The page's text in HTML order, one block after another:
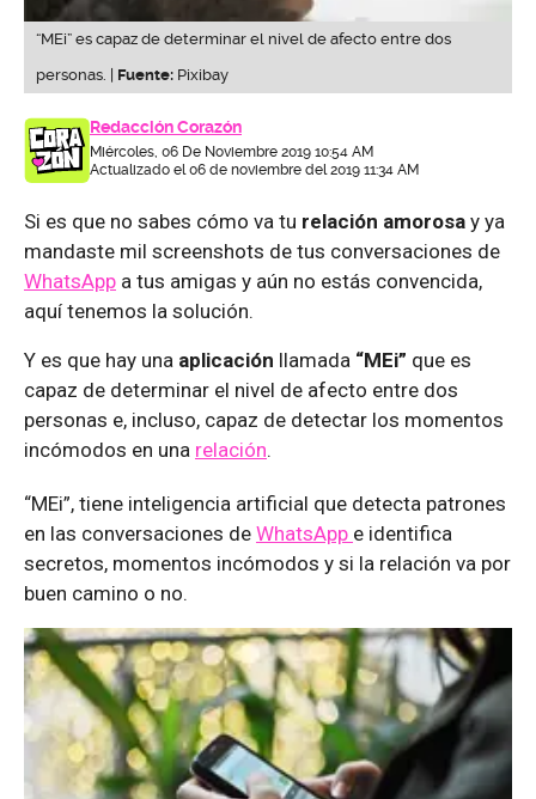
“MEi” es capaz de determinar el nivel de afecto entre dos
personas. | Fuente: Pixibay
Redacción Corazón
Miércoles, 06 De Noviembre 2019 10:54 AM
Actualizado el 06 de noviembre del 2019 11:34 AM
Si es que no sabes cómo va tu relación amorosa y ya
mandaste mil screenshots de tus conversaciones de
WhatsApp a tus amigas y aún no estás convencida,
aquí tenemos la solución.
Y es que hay una aplicación llamada “MEi” que es
capaz de determinar el nivel de afecto entre dos
personas e, incluso, capaz de detectar los momentos
incómodos en una relación.
“MEi”, tiene inteligencia artificial que detecta patrones
en las conversaciones de WhatsApp e identifica
secretos, momentos incómodos y si la relación va por
buen camino o no.